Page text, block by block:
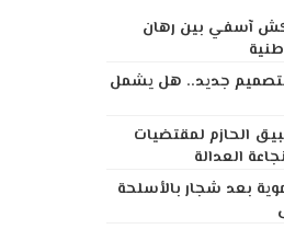
آسفي بين رهان
بتصميم جديد.. هل يشمل
الحازم لمقتضيات
العدالة
بعد شجار بالأسلحة